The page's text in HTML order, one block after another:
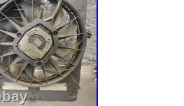
pour le liquide de
Veuillez vérifier la
l’article. Taille du noyau:
608x335x91 [mm].
sortie: 38 [mm]. 1 X
the pre-sale